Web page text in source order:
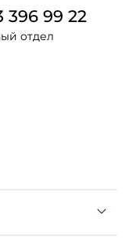
396 99 22
отдел